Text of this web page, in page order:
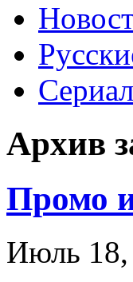
Архив
Промо
Июль 18,